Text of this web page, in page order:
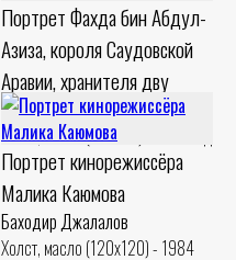
Портрет Фахда бин Абдул-
Азиза, короля Саудовской
Аравии, хранителя дву
Баходир Джалалов
Холст, масло (120x90) - 1992 год
Портрет кинорежиссёра
Малика Каюмова
Баходир Джалалов
Холст, масло (120x120) - 1984